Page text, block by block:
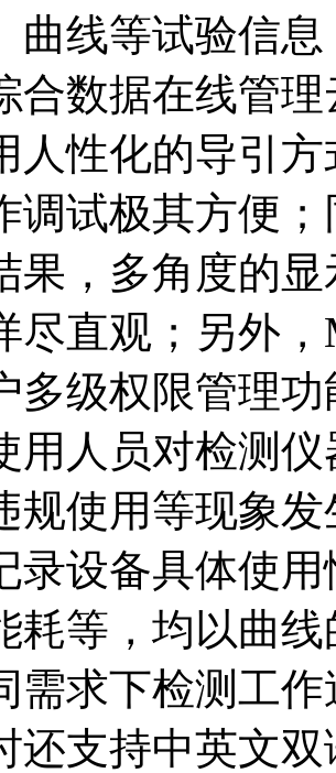
曲线等试验信
合数据在线管
人性化的导引
调试极其方便
果，多角度的
尽直观；另外
多级权限管理
用人员对检测
规使用等现象
录设备具体使
耗等，均以曲
需求下检测工
还支持中英文